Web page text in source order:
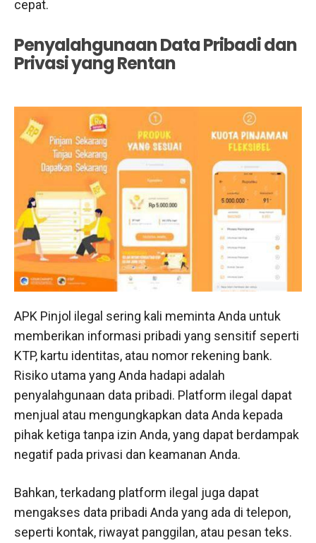
cepat.
Penyalahgunaan Data Pribadi dan
Privasi yang Rentan
APK Pinjol ilegal sering kali meminta Anda untuk
memberikan informasi pribadi yang sensitif seperti
KTP, kartu identitas, atau nomor rekening bank.
Risiko utama yang Anda hadapi adalah
penyalahgunaan data pribadi. Platform ilegal dapat
menjual atau mengungkapkan data Anda kepada
pihak ketiga tanpa izin Anda, yang dapat berdampak
negatif pada privasi dan keamanan Anda.
Bahkan, terkadang platform ilegal juga dapat
mengakses data pribadi Anda yang ada di telepon,
seperti kontak, riwayat panggilan, atau pesan teks.